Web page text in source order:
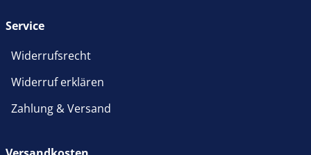
Service
Widerrufsrecht
Widerruf erklären
Zahlung & Versand